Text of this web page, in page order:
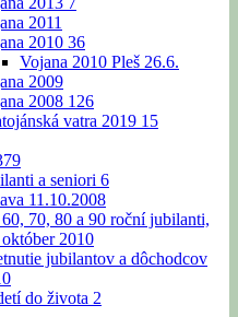
2011
2010 36
Vojana 2010 Pleš 26.6.
2009
2008 126
vatra 2019 15
a seniori 6
11.10.2008
60, 70, 80 a 90 roční jubilanti,
2010
jubilantov a dôchodcov
do života 2